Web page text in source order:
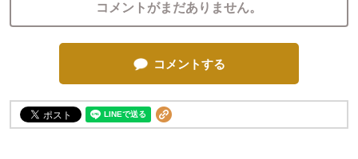
コメントがまだありません。
コメントする